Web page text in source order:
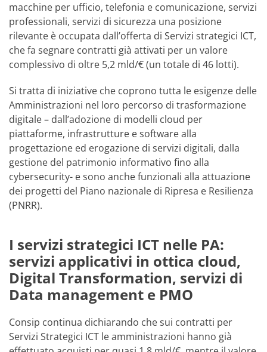
macchine per ufficio, telefonia e comunicazione, servizi
professionali, servizi di sicurezza una posizione
rilevante è occupata dall’offerta di Servizi strategici ICT,
che fa segnare contratti già attivati per un valore
complessivo di oltre 5,2 mld/€ (un totale di 46 lotti).
Si tratta di iniziative che coprono tutta le esigenze delle
Amministrazioni nel loro percorso di trasformazione
digitale – dall’adozione di modelli cloud per
piattaforme, infrastrutture e software alla
progettazione ed erogazione di servizi digitali, dalla
gestione del patrimonio informativo fino alla
cybersecurity- e sono anche funzionali alla attuazione
dei progetti del Piano nazionale di Ripresa e Resilienza
(PNRR).
I servizi strategici ICT nelle PA:
servizi applicativi in ottica cloud,
Digital Transformation, servizi di
Data management e PMO
Consip continua dichiarando che sui contratti per
Servizi Strategici ICT le amministrazioni hanno già